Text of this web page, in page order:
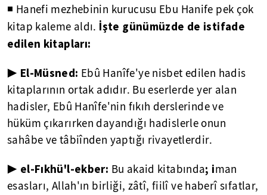
◾ Hanefi mezhebinin kurucusu Ebu Hanife pek çok
kitap kaleme aldı. İşte günümüzde de istifade
edilen kitapları:
▶ El-Müsned: Ebû Hanîfe'ye nisbet edilen hadis
kitaplarının ortak adıdır. Bu eserlerde yer alan
hadisler, Ebû Hanîfe'nin fıkıh derslerinde ve
hüküm çıkarırken dayandığı hadislerle onun
sahâbe ve tâbiînden yaptığı rivayetlerdir.
▶ el-Fıkhü'l-ekber: Bu akaid kitabında; iman
esasları, Allah'ın birliği, zâtî, fiilî ve haberî sıfatlar,